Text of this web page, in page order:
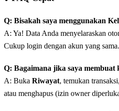
Q: Bisakah saya menggunakan
A: Ya! Data Anda menyelaraskan
Cukup login dengan akun yang sama.
Q: Bagaimana jika saya membuat
A: Buka Riwayat, temukan
atau menghapus (izin owner